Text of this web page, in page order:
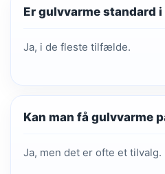
Er gulvvarme standard i
Ja, i de fleste tilfælde.
Kan man få gulvvarme
Ja, men det er ofte et tilvalg.